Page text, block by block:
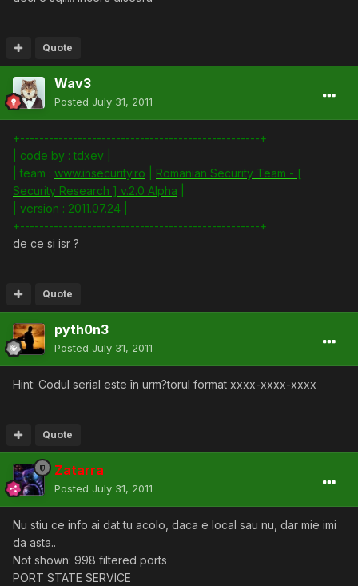
Quote
Wav3
Posted July 31, 2011
+--------------------------------------------------+
| code by : tdxev |
| team : www.insecurity.ro
Romanian Security Team - [
Security Research ] v.2.0 Alpha
| version : 2011.07.24 |
+--------------------------------------------------+
de ce si isr ?
Quote
pyth0n3
Posted July 31, 2011
Hint: Codul serial este în urm?torul format xxxx-xxxx-xxxx
Quote
Zatarra
Posted July 31, 2011
Nu stiu ce info ai dat tu acolo, daca e local sau nu, dar mie imi
da asta..
Not shown: 998 filtered ports
PORT STATE SERVICE